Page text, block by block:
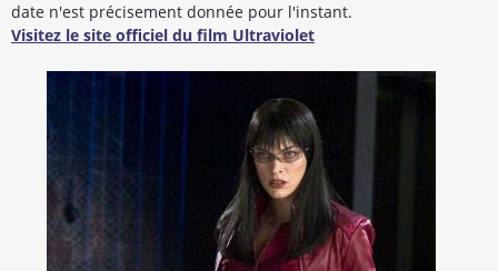
date n'est précisement donnée pour l'instant.
Visitez le site officiel du film Ultraviolet